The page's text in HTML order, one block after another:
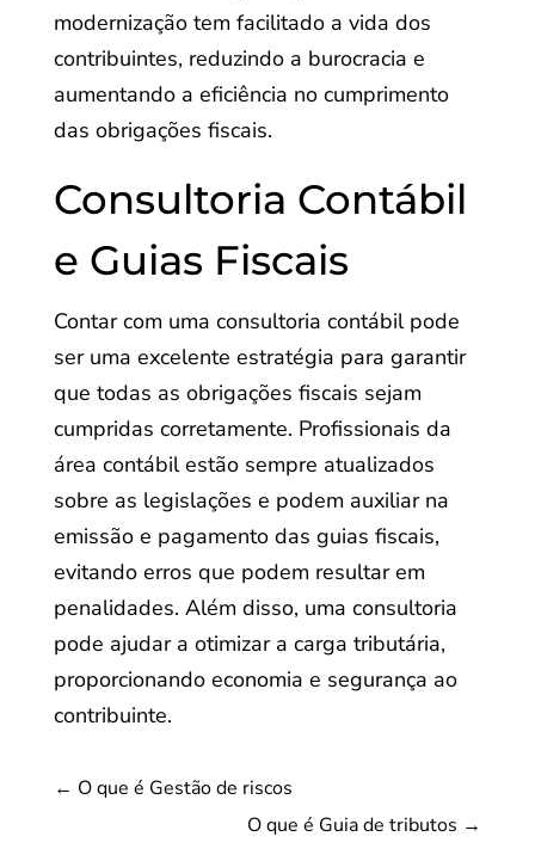
modernização tem facilitado a vida dos
contribuintes, reduzindo a burocracia e
aumentando a eficiência no cumprimento
das obrigações fiscais.
Consultoria Contábil
e Guias Fiscais
Contar com uma consultoria contábil pode
ser uma excelente estratégia para garantir
que todas as obrigações fiscais sejam
cumpridas corretamente. Profissionais da
área contábil estão sempre atualizados
sobre as legislações e podem auxiliar na
emissão e pagamento das guias fiscais,
evitando erros que podem resultar em
penalidades. Além disso, uma consultoria
pode ajudar a otimizar a carga tributária,
proporcionando economia e segurança ao
contribuinte.
← O que é Gestão de riscos
O que é Guia de tributos →